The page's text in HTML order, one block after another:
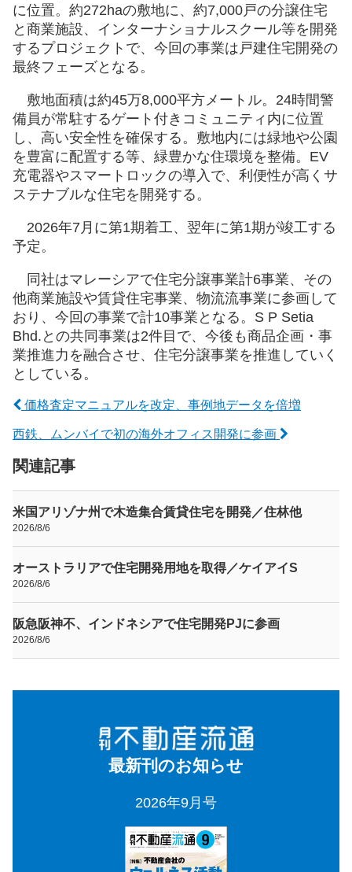
に位置。約272haの敷地に、約7,000戸の分譲住宅
と商業施設、インターナショナルスクール等を開発
するプロジェクトで、今回の事業は戸建住宅開発の
最終フェーズとなる。
敷地面積は約45万8,000平方メートル。24時間警
備員が常駐するゲート付きコミュニティ内に位置
し、高い安全性を確保する。敷地内には緑地や公園
を豊富に配置する等、緑豊かな住環境を整備。EV
充電器やスマートロックの導入で、利便性が高くサ
ステナブルな住宅を開発する。
2026年7月に第1期着工、翌年に第1期が竣工する
予定。
同社はマレーシアで住宅分譲事業計6事業、その
他商業施設や賃貸住宅事業、物流流事業に参画して
おり、今回の事業で計10事業となる。S P Setia
Bhd.との共同事業は2件目で、今後も商品企画・事
業推進力を融合させ、住宅分譲事業を推進していく
としている。
価格査定マニュアルを改定、事例地データを倍増
西鉄、ムンバイで初の海外オフィス開発に参画
関連記事
米国アリゾナ州で木造集合賃貸住宅を開発／住林他
2026/8/6
オーストラリアで住宅開発用地を取得／ケイアイS
2026/8/6
阪急阪神不、インドネシアで住宅開発PJに参画
2026/8/6
最新刊のお知らせ
2026年9月号